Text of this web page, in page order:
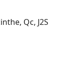
Qc, J2S